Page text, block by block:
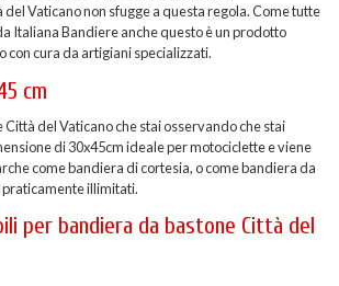
Vaticano non sfugge a questa regola. Come tutte
Italiana Bandiere anche questo è un prodotto
con cura da artigiani specializzati.
cm
del Vaticano che stai osservando che stai
di 30x45cm ideale per motociclette e viene
come bandiera di cortesia, o come bandiera da
illimitati.
per bandiera da bastone Città del